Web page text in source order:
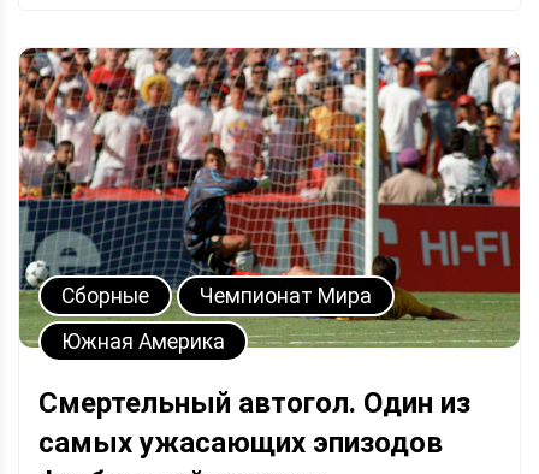
Сборные
Чемпионат Мира
Южная Америка
Смертельный автогол. Один из
самых ужасающих эпизодов